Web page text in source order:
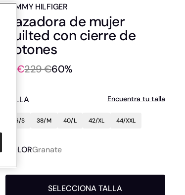
TOMMY HILFIGER
Cazadora de mujer
quilted con cierre de
botones
91 €229 €60%
TALLA Encuentra tu talla
36/S 38/M 40/L 42/XL 44/XXL
COLORGranate
SELECCIONA TALLA